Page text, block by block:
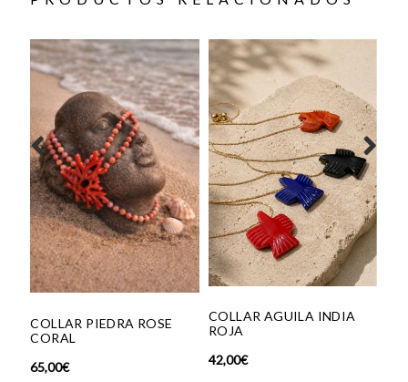
PIEDRA ROSE
COLLAR AGUILA INDIA
ROJA
FILIPPA